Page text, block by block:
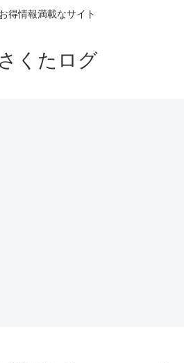
お得情報満載なサイト
さくたログ